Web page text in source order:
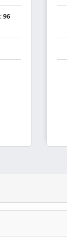
96